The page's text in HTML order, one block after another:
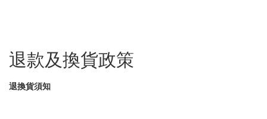
退款及換貨政策
退換貨須知